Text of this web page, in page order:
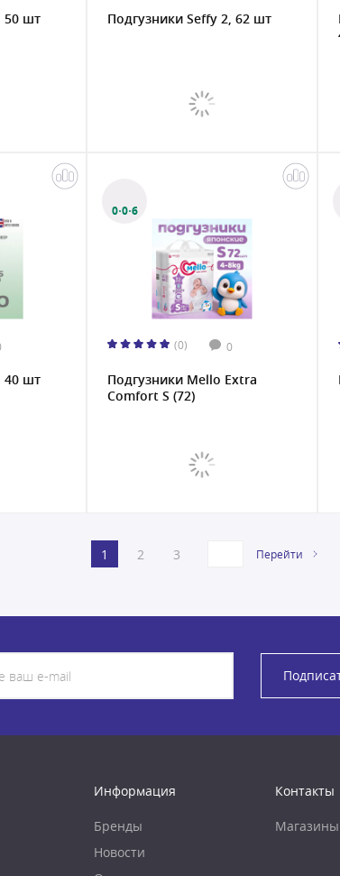
50 шт Подгузники Seffy 2, 62 шт
40 шт
0·0·6
(0) 0
Подгузники Mello Extra
Comfort S (72)
1 2 3 Перейти
Информация
Бренды
Новости
Контакты